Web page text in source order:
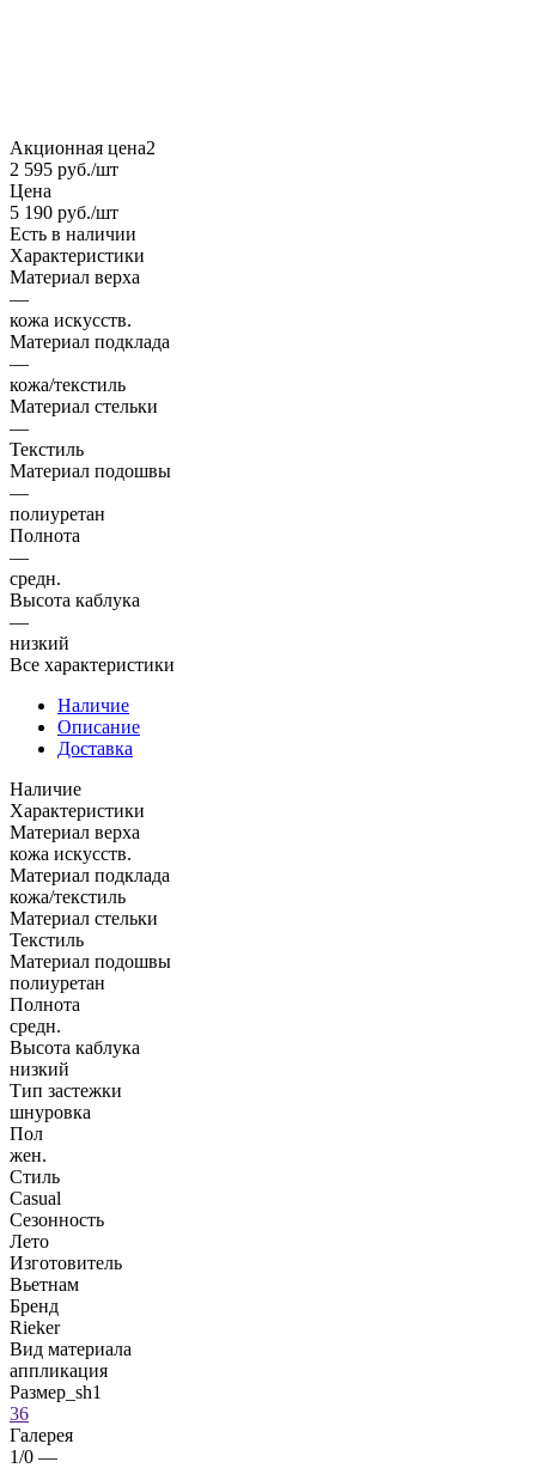
Акционная цена2
2 595 руб./шт
Цена
5 190 руб./шт
Есть в наличии
Характеристики
Материал верха
—
кожа искусств.
Материал подклада
—
кожа/текстиль
Материал стельки
—
Текстиль
Материал подошвы
—
полиуретан
Полнота
—
средн.
Высота каблука
—
низкий
Все характеристики
Наличие
Описание
Доставка
Наличие
Характеристики
Материал верха
кожа искусств.
Материал подклада
кожа/текстиль
Материал стельки
Текстиль
Материал подошвы
полиуретан
Полнота
средн.
Высота каблука
низкий
Тип застежки
шнуровка
Пол
жен.
Стиль
Casual
Сезонность
Лето
Изготовитель
Вьетнам
Бренд
Rieker
Вид материала
аппликация
Размер_sh1
36
Галерея
1/0 —